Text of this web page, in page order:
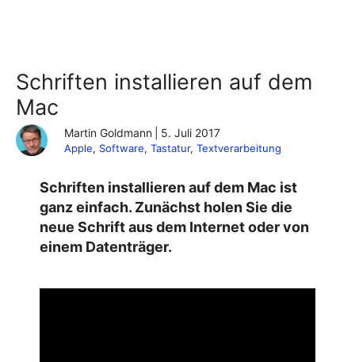
Schriften installieren auf dem
Mac
Martin Goldmann 5. Juli 2017
Apple, Software, Tastatur, Textverarbeitung
Schriften installieren auf dem Mac ist
ganz einfach. Zunächst holen Sie die
neue Schrift aus dem Internet oder von
einem Datenträger.